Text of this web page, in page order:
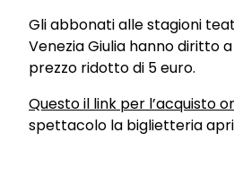
Gli abbonati alle stagioni
Venezia Giulia hanno diritto
prezzo ridotto di 5 euro.
Questo il link per l’acquisto
spettacolo la biglietteria